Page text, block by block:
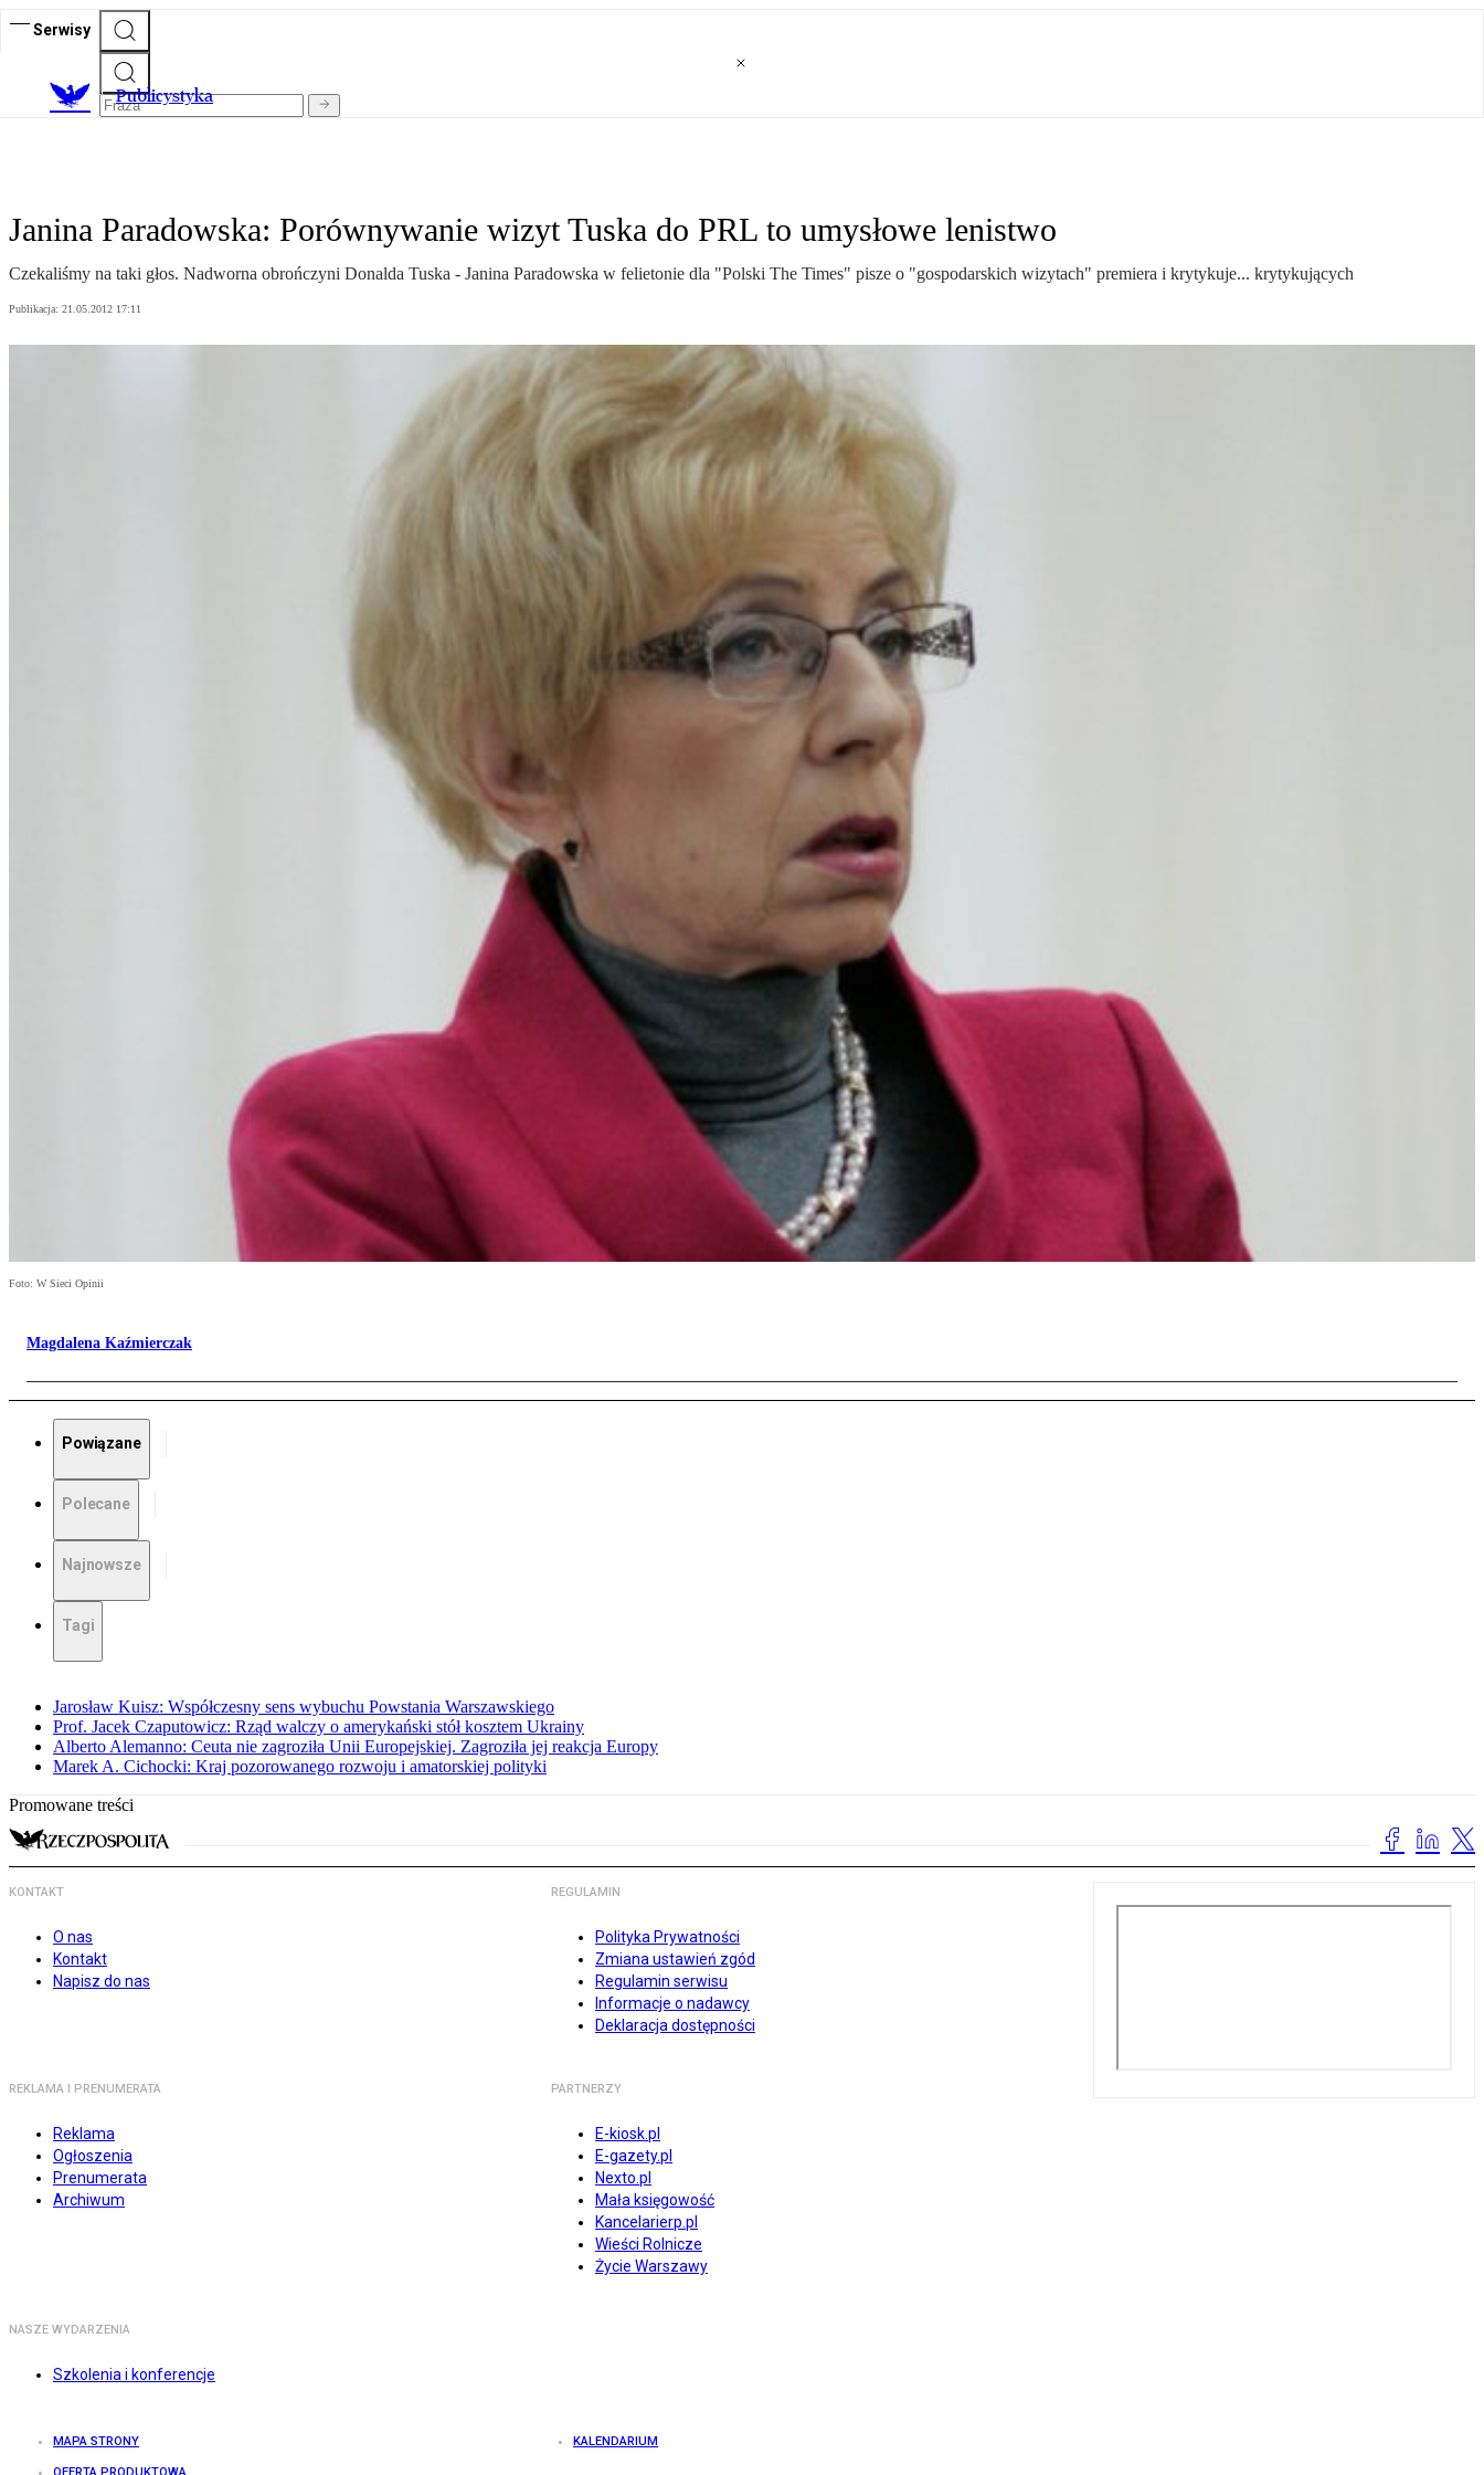
Serwisy
Publicystyka
Janina Paradowska: Porównywanie wizyt Tuska do PRL to umysłowe lenistwo
Czekaliśmy na taki głos. Nadworna obrończyni Donalda Tuska - Janina Paradowska w felietonie dla "Polski The Times" pisze o "gospodarskich wizytach" premiera i krytykuje... krytykujących
Publikacja: 21.05.2012 17:11
Foto: W Sieci Opinii
Magdalena Kaźmierczak
Powiązane
Polecane
Najnowsze
Tagi
Jarosław Kuisz: Współczesny sens wybuchu Powstania Warszawskiego
Prof. Jacek Czaputowicz: Rząd walczy o amerykański stół kosztem Ukrainy
Alberto Alemanno: Ceuta nie zagroziła Unii Europejskiej. Zagroziła jej reakcja Europy
Marek A. Cichocki: Kraj pozorowanego rozwoju i amatorskiej polityki
Promowane treści
KONTAKT
O nas
Kontakt
Napisz do nas
REGULAMIN
Polityka Prywatności
Zmiana ustawień zgód
Regulamin serwisu
Informacje o nadawcy
Deklaracja dostępności
REKLAMA I PRENUMERATA
Reklama
Ogłoszenia
Prenumerata
Archiwum
PARTNERZY
E-kiosk.pl
E-gazety.pl
Nexto.pl
Mała księgowość
Kancelarierp.pl
Wieści Rolnicze
Życie Warszawy
NASZE WYDARZENIA
Szkolenia i konferencje
MAPA STRONY KALENDARIUM